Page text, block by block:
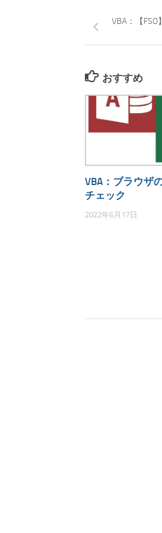
VBA：【
おすすめ
VBA：ブラウザ
チェック
2022年6月17日